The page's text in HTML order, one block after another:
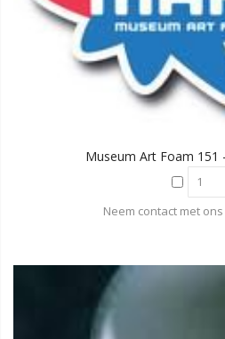
Museum Art Foam 151
Neem contact met